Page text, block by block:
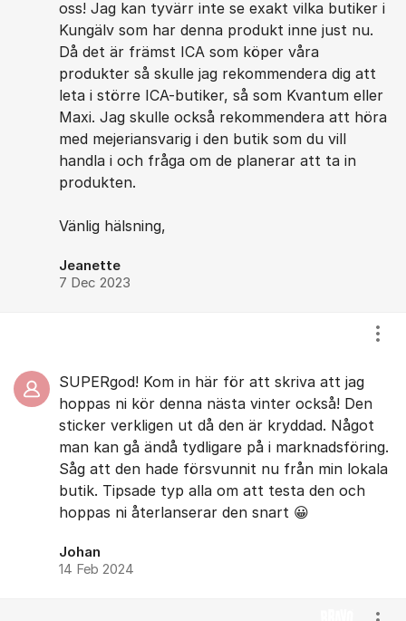
oss! Jag kan tyvärr inte se exakt vilka butiker i
Kungälv som har denna produkt inne just nu.
Då det är främst ICA som köper våra
produkter så skulle jag rekommendera dig att
leta i större ICA-butiker, så som Kvantum eller
Maxi. Jag skulle också rekommendera att höra
med mejeriansvarig i den butik som du vill
handla i och fråga om de planerar att ta in
produkten.
Vänlig hälsning,
Jeanette
7 Dec 2023
SUPERgod! Kom in här för att skriva att jag
hoppas ni kör denna nästa vinter också! Den
sticker verkligen ut då den är kryddad. Något
man kan gå ändå tydligare på i marknadsföring.
Såg att den hade försvunnit nu från min lokala
butik. Tipsade typ alla om att testa den och
hoppas ni återlanserar den snart 😀
Johan
14 Feb 2024